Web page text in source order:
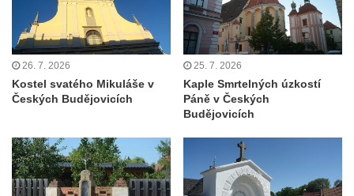
Vesnický kostel v Reinhardtsdorfu
Kaple v Oparnu
Protestantský (evangelicko-luterský) kostel
Crostau
Kaple Nanebevstoupení Panny Marie ve
Výklenková kaple Piety ve Svojkově
Kostel Nejsvětější Trojice ve Velenicích
26. 7. 2026
Kostel svatého Mikuláše v
Českých Budějovicích
25. 7. 2026
Kaple Smrtelných úzkostí
Páně v Českých
Budějovicích